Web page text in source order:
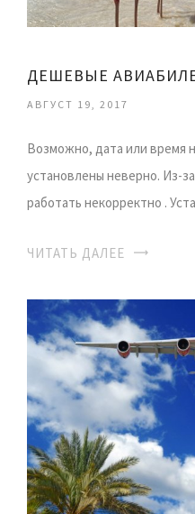
АВГУСТ 19, 2017
Возможно, дата или время
установлены неверно. Из-
работать некорректно .
ЧИТАТЬ ДАЛЕЕ